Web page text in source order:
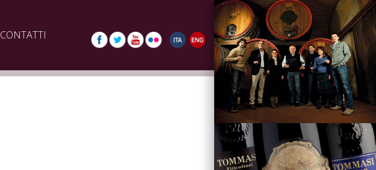
CONTATTI